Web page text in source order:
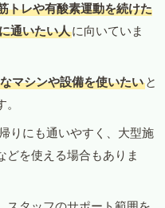
トレや有酸素運動を続けた
通いたい人に向いていま
マシンや設備を使いたい と
りにも通いやすく、大型施
どを使える場合もありま